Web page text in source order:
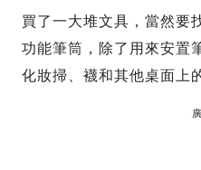
買了一大堆文具，當然要
功能筆筒，除了用來安置
化妝掃、襪和其他桌面上